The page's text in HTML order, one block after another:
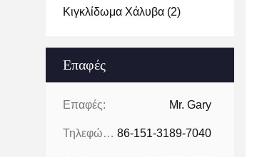
Κιγκλίδωμα Χάλυβα (2)
Επαφές
Επαφές: Mr. Gary
Τηλεφώνημα: 86-151-3189-7040